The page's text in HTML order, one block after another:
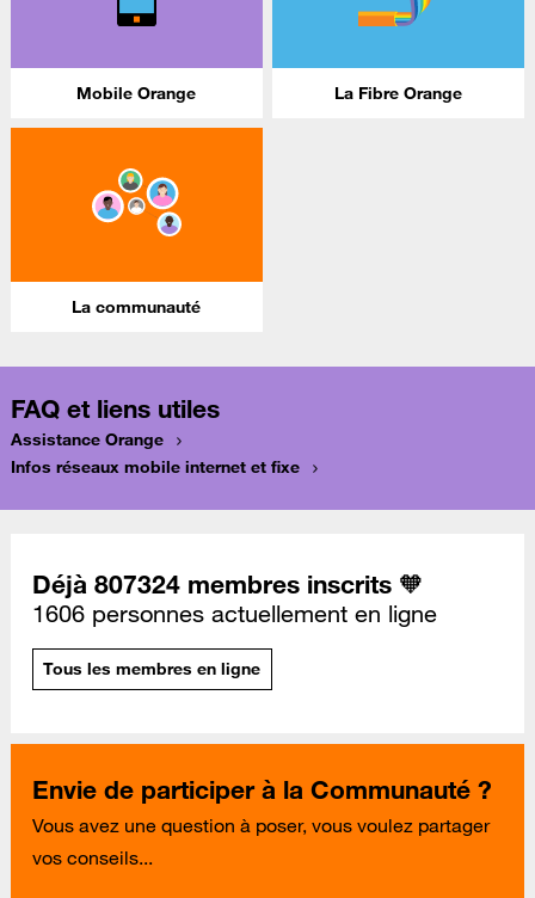
Mobile Orange La Fibre Orange
La communauté
FAQ et liens utiles
Assistance Orange
Infos réseaux mobile internet et fixe
Déjà 807324 membres inscrits 🧡
1606 personnes actuellement en ligne
Tous les membres en ligne
Envie de participer à la Communauté ?
Vous avez une question à poser, vous voulez partager
vos conseils...